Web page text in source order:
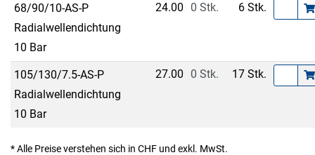
68/90/10-AS-P
Radialwellendichtung
10 Bar
24.00 0 Stk. 6 Stk.
105/130/7.5-AS-P
Radialwellendichtung
10 Bar
27.00 0 Stk. 17 Stk.
* Alle Preise verstehen sich in CHF und exkl. MwSt.